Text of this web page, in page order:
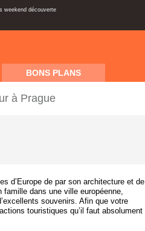
weekend découverte
BONS PLANS
à Prague
d’Europe de par son architecture et de
dans une ville européenne,
souvenirs. Afin que votre
touristiques qu’il faut absolument